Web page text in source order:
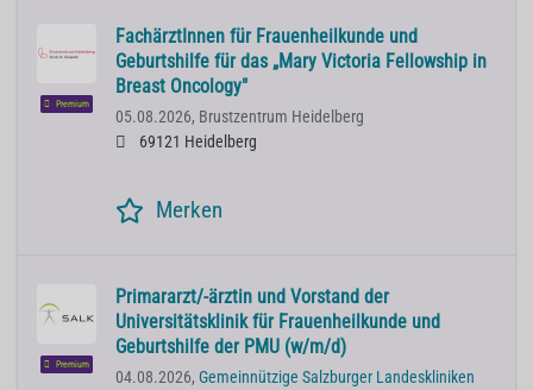
Premium
FachärztInnen für Frauenheilkunde und
Geburtshilfe für das „Mary Victoria Fellowship in
Breast Oncology"
05.08.2026, Brustzentrum Heidelberg
69121 Heidelberg
Merken
Premium
Primararzt/-ärztin und Vorstand der
Universitätsklinik für Frauenheilkunde und
Geburtshilfe der PMU (w/m/d)
04.08.2026, Gemeinnützige Salzburger Landeskliniken